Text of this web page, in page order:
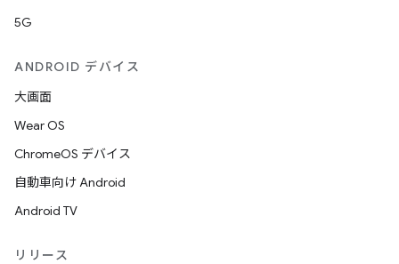
5G
ANDROID デバイス
大画面
Wear OS
ChromeOS デバイス
自動車向け Android
Android TV
リリース